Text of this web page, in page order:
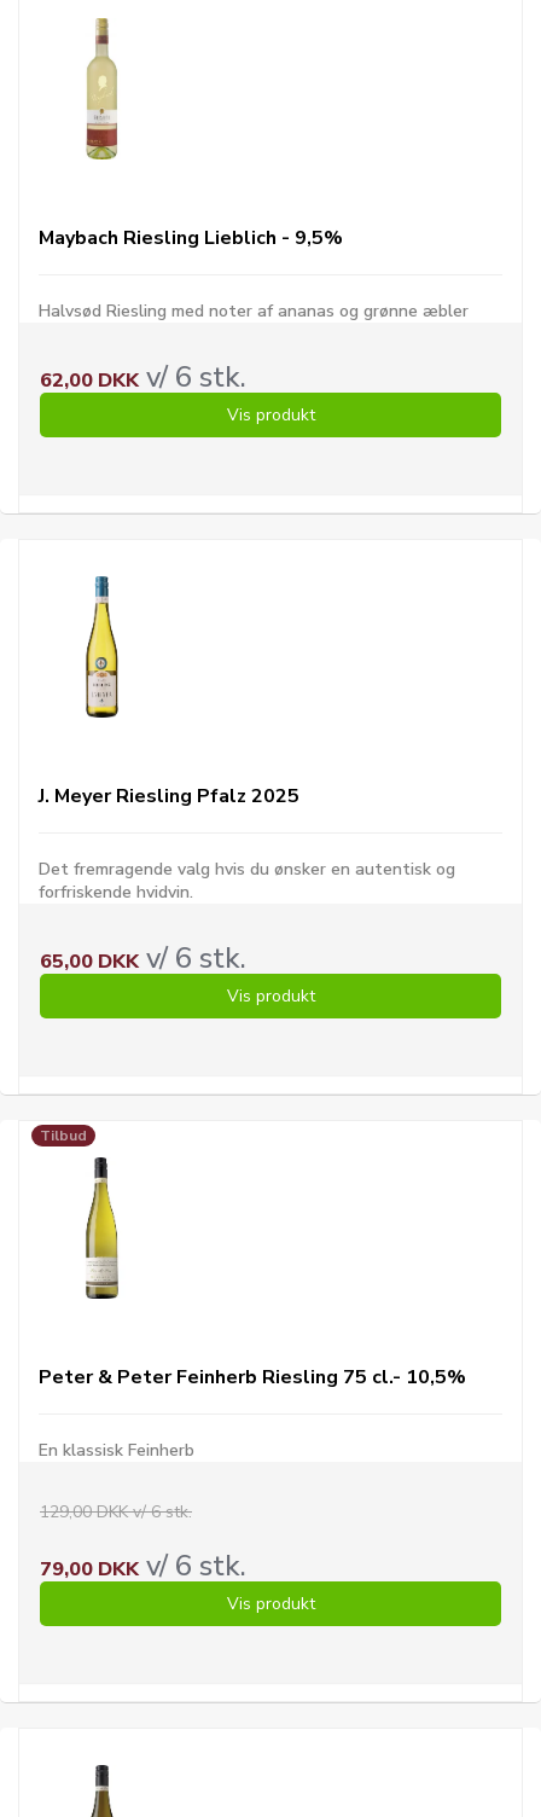
Maybach Riesling Lieblich - 9,5%
Halvsød Riesling med noter af ananas og grønne æbler
62,00 DKKv/ 6 stk.
Vis produkt
J. Meyer Riesling Pfalz 2025
Det fremragende valg hvis du ønsker en autentisk og
forfriskende hvidvin.
65,00 DKKv/ 6 stk.
Vis produkt
Tilbud
Peter & Peter Feinherb Riesling 75 cl.- 10,5%
En klassisk Feinherb
129,00 DKK v/ 6 stk.
79,00 DKKv/ 6 stk.
Vis produkt